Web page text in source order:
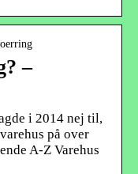
–
i 2014 nej til,
på over
A-Z Varehus